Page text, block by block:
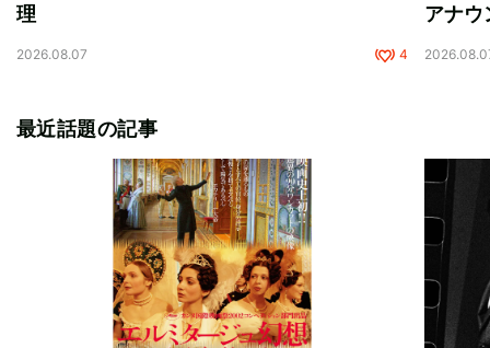
理
2026.08.07 4
アナウ
最近話題の記事